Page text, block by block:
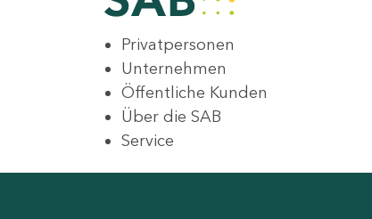
Privatpersonen
Unternehmen
Öffentliche Kunden
Über die SAB
Service